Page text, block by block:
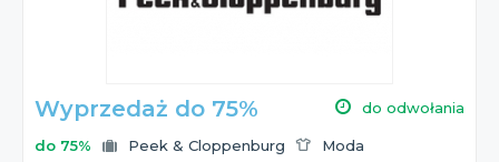
Wyprzedaż do 75% do odwołania
do 75% Peek & Cloppenburg Moda